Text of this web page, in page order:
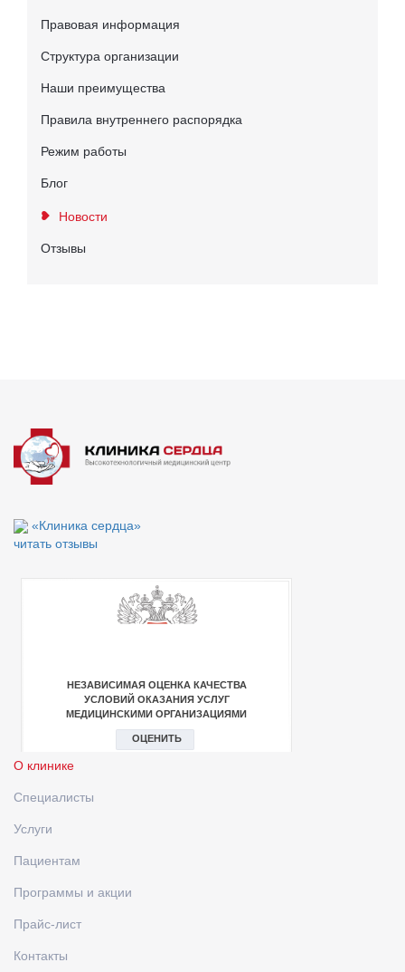
Правовая информация
Структура организации
Наши преимущества
Правила внутреннего распорядка
Режим работы
Блог
Новости
Отзывы
«Клиника сердца»
читать отзывы
О клинике
Специалисты
Услуги
Пациентам
Программы и акции
Прайс-лист
Контакты